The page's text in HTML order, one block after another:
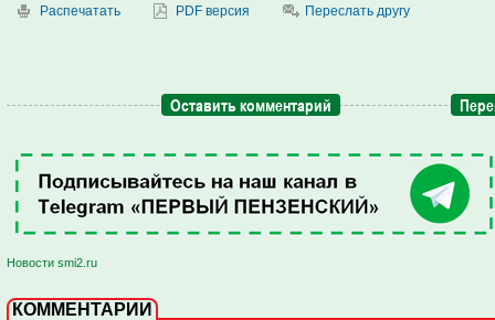
Распечатать PDF версия Переслать другу
Оставить комментарий
Новости smi2.ru
КОММЕНТАРИИ